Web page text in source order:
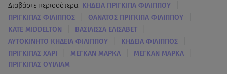
Διαβάστε περισσότερα: ΚΗΔΕΙΑ ΠΡΙΓΚΙΠΑ ΦΙΛΙΠΠΟΥ
ΠΡΙΓΚΙΠΑΣ ΦΙΛΙΠΠΟΣ ΘΑΝΑΤΟΣ ΠΡΙΓΚΙΠΑ ΦΙΛΙΠΠΟΥ
KATE MIDDELTON ΒΑΣΙΛΙΣΣΑ ΕΛΙΣΑΒΕΤ
ΑΥΤΟΚΙΝΗΤΟ ΚΗΔΕΙΑ ΦΙΛΙΠΠΟΥ ΚΗΔΕΙΑ ΦΙΛΙΠΠΟΣ
ΠΡΙΓΚΙΠΑΣ ΧΑΡΙ ΜΕΓΚΑΝ ΜΑΡΚΛ ΜΕΓΚΑΝ ΜΑΡΚΛ
ΠΡΙΓΚΙΠΑΣ ΟΥΙΛΙΑΜ